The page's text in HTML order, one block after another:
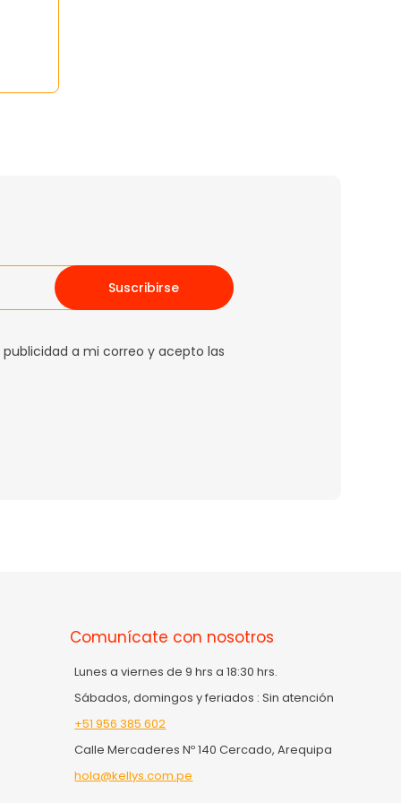
Suscribirse
publicidad a mi correo y acepto las
Comunícate con nosotros
Lunes a viernes de 9 hrs a 18:30 hrs.
Sábados, domingos y feriados : Sin atención
+51 956 385 602
Calle Mercaderes Nº 140 Cercado, Arequipa
hola@kellys.com.pe